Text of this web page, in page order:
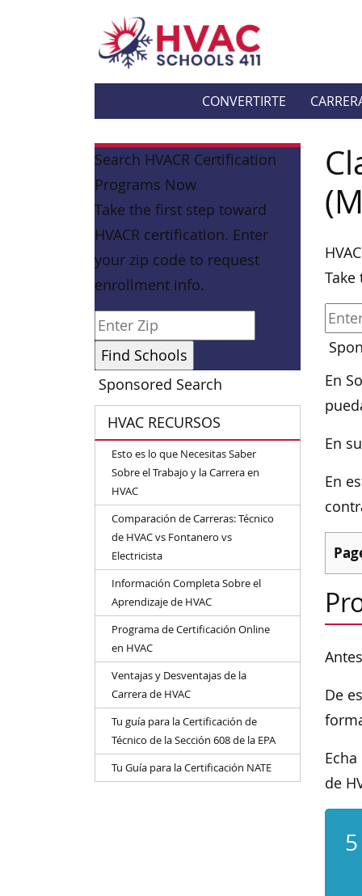
CONVERTIRTE
Search HVACR Certification
Programs Now
Take the first step toward
HVACR certification. Enter
your zip code to request
enrollment info.
Sponsored Search
HVAC RECURSOS
Esto es lo que Necesitas Saber
Sobre el Trabajo y la Carrera en
HVAC
Comparación de Carreras: Técnico
de HVAC vs Fontanero vs
Electricista
Información Completa Sobre el
Aprendizaje de HVAC
Programa de Certificación Online
en HVAC
Ventajas y Desventajas de la
Carrera de HVAC
Tu guía para la Certificación de
Técnico de la Sección 608 de la EPA
Tu Guía para la Certificación NATE
En
En
En
De
de